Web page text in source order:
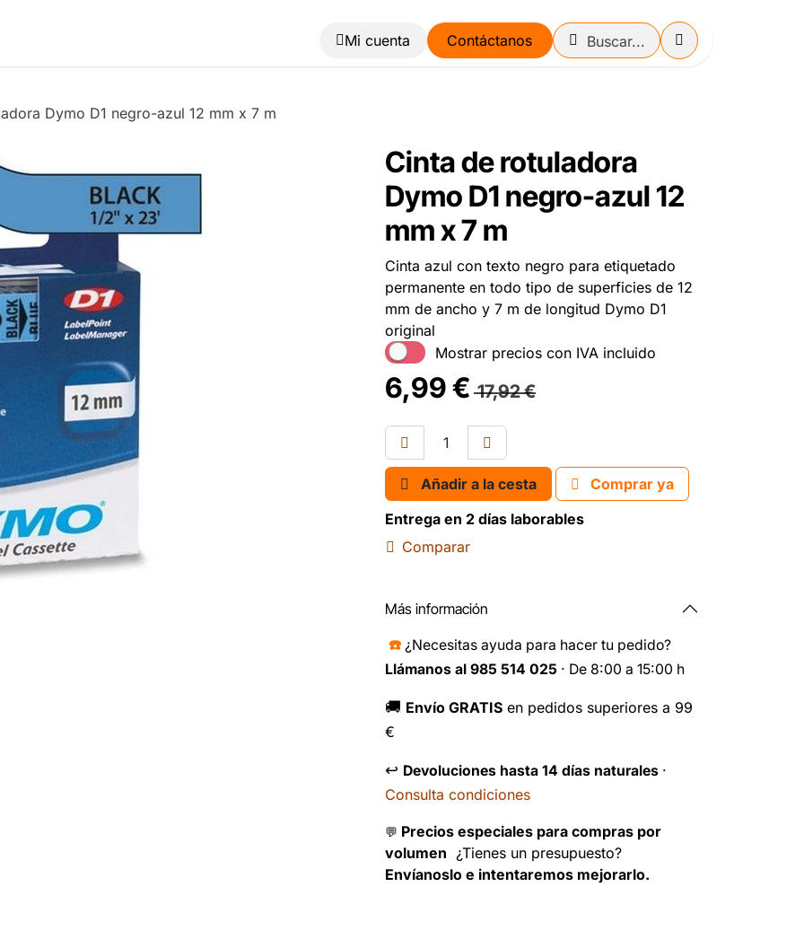
Blog Contáctanos
Dymo D1 negro-azul 12 mm x 7 m
Cinta de rotuladora
Dymo D1 negro-azul 12
mm x 7 m
Cinta azul con texto negro para etiquetado
permanente en todo tipo de superficies de 12
mm de ancho y 7 m de longitud Dymo D1
original
Mostrar precios con IVA incluido
6,99€ 17,92€
Añadir a la cesta
Comprar ya
Entrega en 2 días laborables
Comparar
Más información
☎️ ¿Necesitas ayuda para hacer tu pedido?
Llámanos al 985 514 025 · De 8:00 a 15:00 h
🚚 Envío GRATIS en pedidos superiores a 99
€
↩️ Devoluciones hasta 14 días naturales ·
Consulta condiciones
💬 Precios especiales para compras por
volumen ¿Tienes un presupuesto?
Envíanoslo e intentaremos mejorarlo.